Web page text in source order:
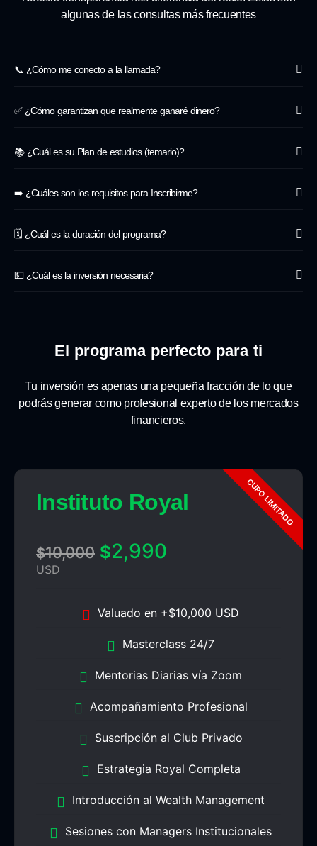
algunas de las consultas más frecuentes
📞 ¿Cómo me conecto a la llamada?
✅ ¿Cómo garantizan que realmente ganaré dinero?
📚 ¿Cuál es su Plan de estudios (temario)?
➡️ ¿Cuáles son los requisitos para Inscribirme?
🗓️ ¿Cuál es la duración del programa?
💵 ¿Cuál es la inversión necesaria?
El programa perfecto para ti
Tu inversión es apenas una pequeña fracción de lo que
podrás generar como profesional experto de los mercados
financieros.
Instituto Royal
$10,000 $2,990
USD
Valuado en +$10,000 USD
Masterclass 24/7
Mentorias Diarias vía Zoom
Acompañamiento Profesional
Suscripción al Club Privado
Estrategia Royal Completa
Introducción al Wealth Management
Sesiones con Managers Institucionales